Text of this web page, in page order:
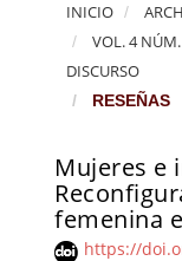
INICIO
VOL. 4 NÚM.
DISCURSO
RESEÑAS
Mujeres e
femenina
https://
Barra